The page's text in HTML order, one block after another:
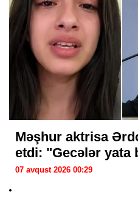
Məşhur aktrisa
etdi: "Gecələr yata
07 avqust 2026 00:29